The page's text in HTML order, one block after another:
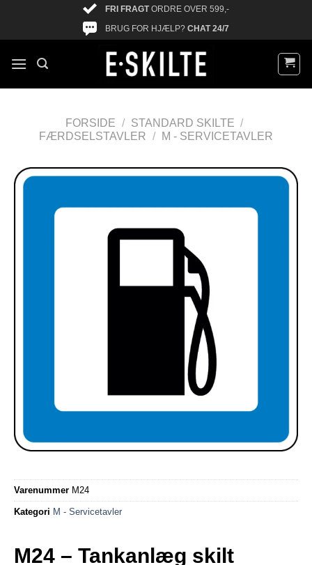
FRI FRAGTORDRE OVER 599,-
BRUG FOR HJÆLP? CHAT 24/7
FORSIDE / STANDARD SKILTE /
FÆRDSELSTAVLER / M - SERVICETAVLER
Varenummer M24
Kategori M - Servicetavler
M24 – Tankanlæg skilt